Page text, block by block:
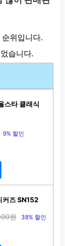
위입니다.
습니다.
스타 클래식
9% 할인
커즈 SN152
원 38% 할인